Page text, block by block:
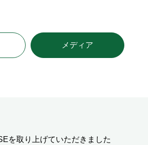
メディア
を取り上げていただきました